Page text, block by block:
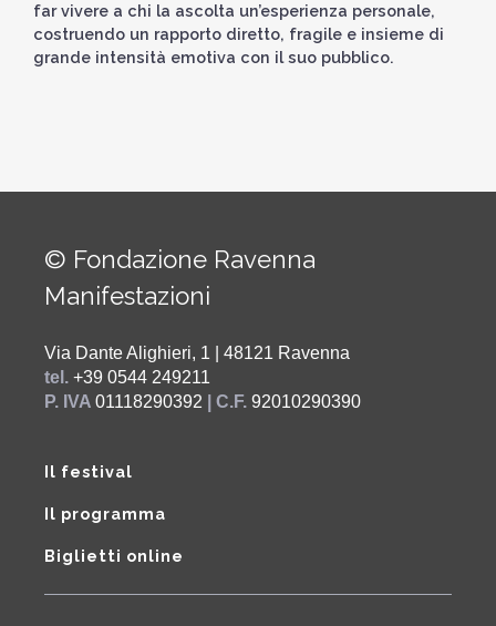
far vivere a chi la ascolta un’esperienza personale,
costruendo un rapporto diretto, fragile e insieme di
grande intensità emotiva con il suo pubblico.
© Fondazione Ravenna
Manifestazioni
Via Dante Alighieri, 1 | 48121 Ravenna
tel. +39 0544 249211
P. IVA 01118290392 | C.F. 92010290390
Il festival
Il programma
Biglietti online